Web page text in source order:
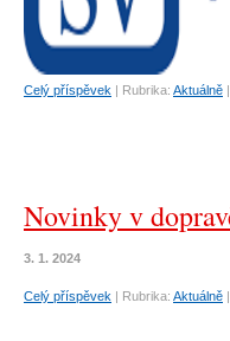
Celý příspěvek | Rubrika: Aktuálně |
Novinky v
3. 1. 2024
Celý příspěvek | Rubrika: Aktuálně |